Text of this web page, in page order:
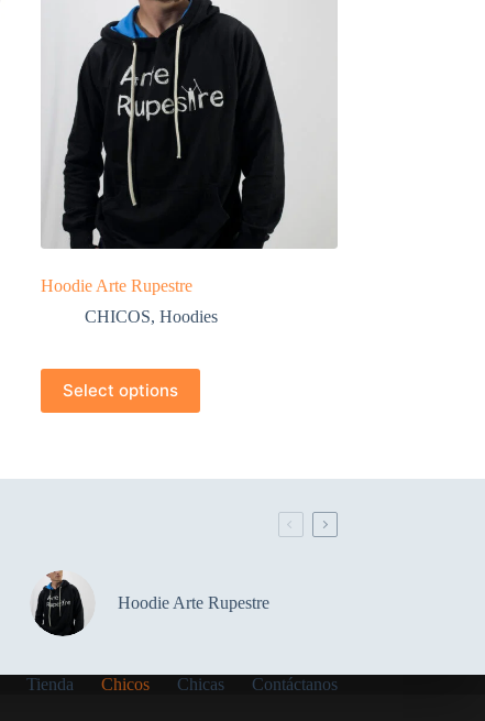
Hoodie Arte Rupestre
CHICOS, Hoodies
Select options
Hoodie Arte Rupestre
Tienda Chicos Chicas
Contáctanos